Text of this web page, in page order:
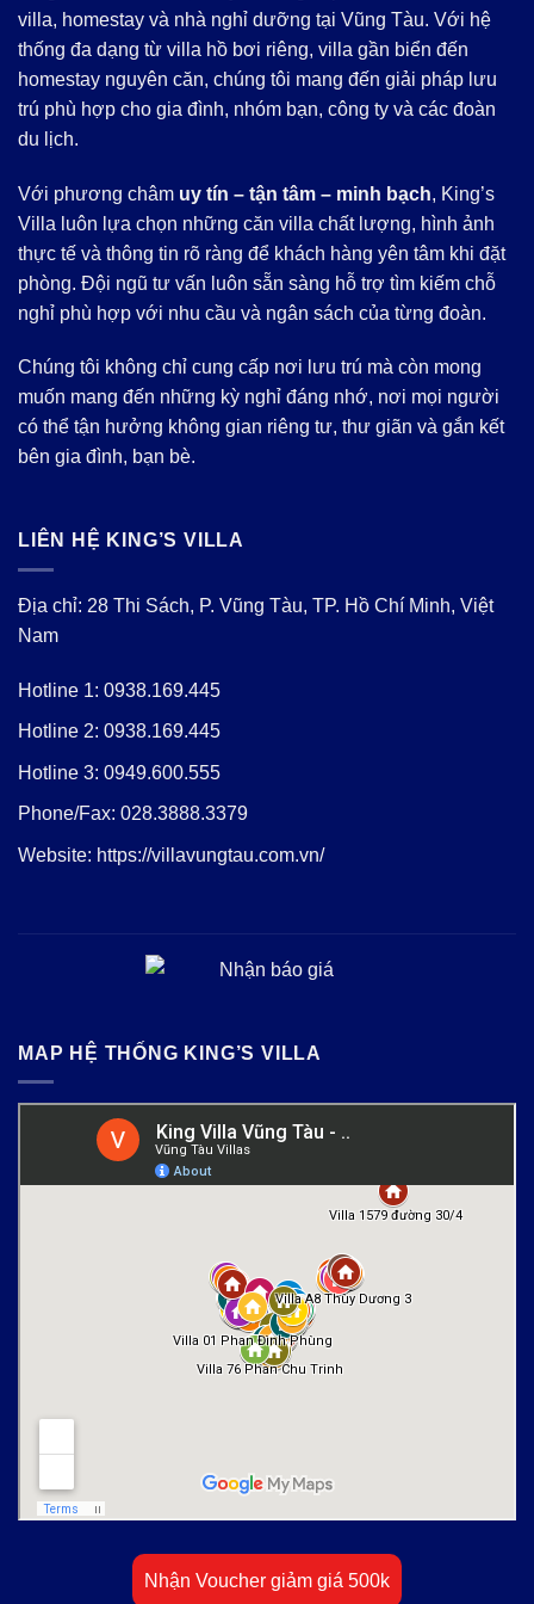
villa, homestay và nhà nghỉ dưỡng tại Vũng Tàu. Với hệ
thống đa dạng từ villa hồ bơi riêng, villa gần biển đến
homestay nguyên căn, chúng tôi mang đến giải pháp lưu
trú phù hợp cho gia đình, nhóm bạn, công ty và các đoàn
du lịch.
Với phương châm uy tín – tận tâm – minh bạch, King’s
Villa luôn lựa chọn những căn villa chất lượng, hình ảnh
thực tế và thông tin rõ ràng để khách hàng yên tâm khi đặt
phòng. Đội ngũ tư vấn luôn sẵn sàng hỗ trợ tìm kiếm chỗ
nghỉ phù hợp với nhu cầu và ngân sách của từng đoàn.
Chúng tôi không chỉ cung cấp nơi lưu trú mà còn mong
muốn mang đến những kỳ nghỉ đáng nhớ, nơi mọi người
có thể tận hưởng không gian riêng tư, thư giãn và gắn kết
bên gia đình, bạn bè.
LIÊN HỆ KING’S VILLA
Địa chỉ: 28 Thi Sách, P. Vũng Tàu, TP. Hồ Chí Minh, Việt
Nam
Hotline 1: 0938.169.445
Hotline 2: 0938.169.445
Hotline 3: 0949.600.555
Phone/Fax: 028.3888.3379
Website: https://villavungtau.com.vn/
MAP HỆ THỐNG KING’S VILLA
Nhận Voucher giảm giá 500k